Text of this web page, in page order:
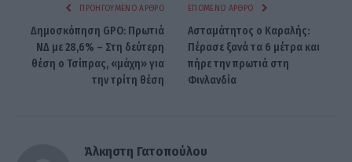
ΠΡΟΗΓΟΎΜΕΝΟ ΆΡΘΡΟ
Δημοσκόπηση GPO: Πρωτιά
ΝΔ με 28,6% – Στη δεύτερη
θέση ο Τσίπρας, «μάχη» για
την τρίτη θέση
ΕΠΌΜΕΝΟ ΆΡΘΡΟ
Ασταμάτητος ο Καραλής:
Πέρασε ξανά τα 6 μέτρα και
πήρε την πρωτιά στη
Φινλανδία
Άλκηστη Γατοπούλου